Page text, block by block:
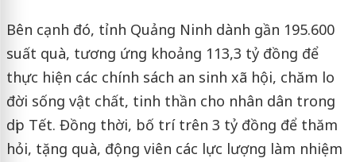
Bên cạnh đó, tỉnh Quảng Ninh dành gần 195.600
suất quà, tương ứng khoảng 113,3 tỷ đồng để
thực hiện các chính sách an sinh xã hội, chăm lo
đời sống vật chất, tinh thần cho nhân dân trong
dịp Tết. Đồng thời, bố trí trên 3 tỷ đồng để thăm
hỏi, tặng quà, động viên các lực lượng làm nhiệm